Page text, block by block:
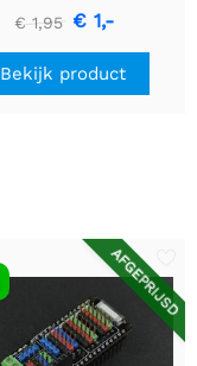
detectie module
€ 1,95 € 1,-
Bekijk product
AFGEPRIJSD